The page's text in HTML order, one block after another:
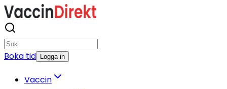
Boka tid Logga in
Vaccin